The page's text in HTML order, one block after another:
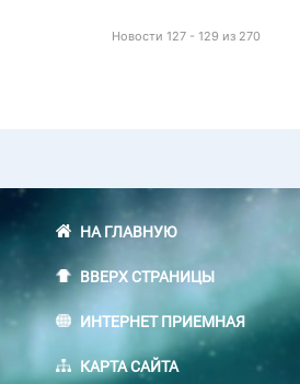
Новости 127 - 129 из 270
НА ГЛАВНУЮ
ВВЕРХ СТРАНИЦЫ
ИНТЕРНЕТ ПРИЕМНАЯ
КАРТА САЙТА